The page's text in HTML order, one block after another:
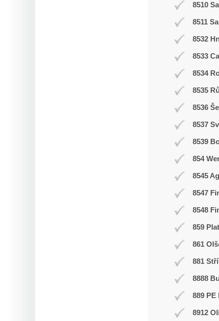
8510
8511
8532
8533
8534
8535
8536
8537
8539
854
8545
8547
8548
859
861
881
8888
889 PE
8912